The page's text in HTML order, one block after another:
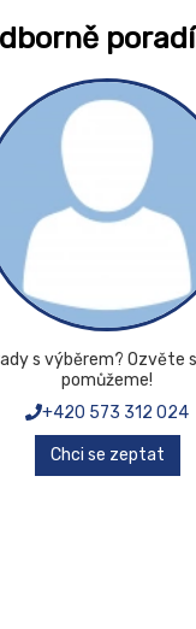
s výběrem? Ozvěte
pomůžeme!
+420 573 312 024
Chci se zeptat